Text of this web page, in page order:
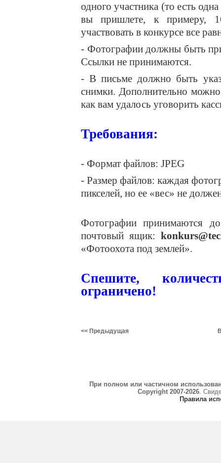
одного участника (то есть
вы пришлете, к примеру,
участвовать в конкурсе все
- Фотографии должны быть
Ссылки не принимаются.
- В письме должно быть
снимки. Дополнительно можно
как вам удалось уговорить
Требования:
- Формат файлов: JPEG
- Размер файлов: каждая
пикселей, но ее «вес» не
Фотографии принимаются
почтовый ящик: konkurs@
«Фотоохота под землей».
Спешите,
ограничено!
<< Предыдущая
При полном или частичном
Copyright 2007-2026.
Правила